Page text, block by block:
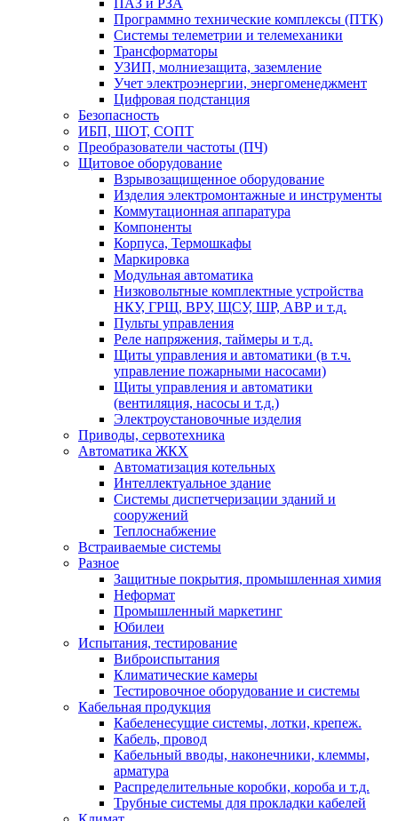
ПАЗ и РЗА
Программно технические комплексы (ПТК)
Системы телеметрии и телемеханики
Трансформаторы
УЗИП, молниезащита, заземление
Учет электроэнергии, энергоменеджмент
Цифровая подстанция
Безопасность
ИБП, ШОТ, СОПТ
Преобразователи частоты (ПЧ)
Щитовое оборудование
Взрывозащищенное оборудование
Изделия электромонтажные и инструменты
Коммутационная аппаратура
Компоненты
Корпуса, Термошкафы
Маркировка
Модульная автоматика
Низковольтные комплектные устройства
НКУ, ГРЩ, ВРУ, ЩСУ, ШР, АВР и т.д.
Пульты управления
Реле напряжения, таймеры и т.д.
Щиты управления и автоматики (в т.ч.
управление пожарными насосами)
Щиты управления и автоматики
(вентиляция, насосы и т.д.)
Электроустановочные изделия
Приводы, сервотехника
Автоматика ЖКХ
Автоматизация котельных
Интеллектуальное здание
Системы диспетчеризации зданий и
сооружений
Теплоснабжение
Встраиваемые системы
Разное
Защитные покрытия, промышленная химия
Неформат
Промышленный маркетинг
Юбилеи
Испытания, тестирование
Виброиспытания
Климатические камеры
Тестировочное оборудование и системы
Кабельная продукция
Кабеленесущие системы, лотки, крепеж.
Кабель, провод
Кабельный вводы, наконечники, клеммы,
арматура
Распределительные коробки, короба и т.д.
Трубные системы для прокладки кабелей